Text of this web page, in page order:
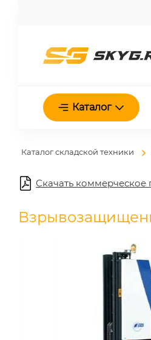
Каталог
Каталог складской техники
Скачать